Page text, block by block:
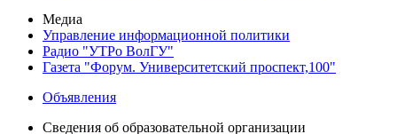
Медиа
Управление информационной политики
Радио "УТРо ВолГУ"
Газета "Форум. Университетский проспект,100"
Объявления
Сведения об образовательной организации